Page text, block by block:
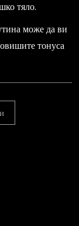
тяло.
може да ви
тонуса